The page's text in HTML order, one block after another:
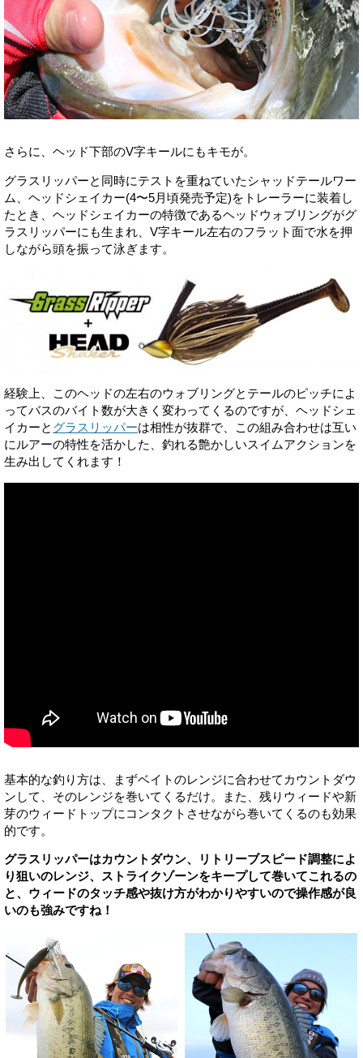
さらに、ヘッド下部のV字キールにもキモが。
グラスリッパーと同時にテストを重ねていたシャッドテールワー
ム、ヘッドシェイカー(4〜5月頃発売予定)をトレーラーに装着し
たとき、ヘッドシェイカーの特徴であるヘッドウォブリングがグ
ラスリッパーにも生まれ、V字キール左右のフラット面で水を押
しながら頭を振って泳ぎます。
経験上、このヘッドの左右のウォブリングとテールのピッチによ
ってバスのバイト数が大きく変わってくるのですが、ヘッドシェ
イカーと グラスリッパーは相性が抜群で、この組み合わせは互い
にルアーの特性を活かした、釣れる艶かしいスイムアクションを
生み出してくれます！
基本的な釣り方は、まずベイトのレンジに合わせてカウントダウ
ンして、そのレンジを巻いてくるだけ。また、残りウィードや新
芽のウィードトップにコンタクトさせながら巻いてくるのも効果
的です。
グラスリッパーはカウントダウン、リトリーブスピード調整によ
り狙いのレンジ、ストライクゾーンをキープして巻いてこれるの
と、ウィードのタッチ感や抜け方がわかりやすいので操作感が良
いのも強みですね！